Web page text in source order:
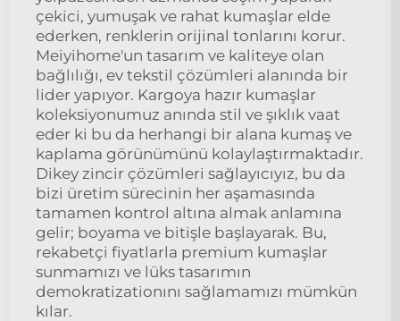
çekici, yumuşak ve rahat kumaşlar elde
ederken, renklerin orijinal tonlarını korur.
Meiyihome'un tasarım ve kaliteye olan
bağlılığı, ev tekstil çözümleri alanında bir
lider yapıyor. Kargoya hazır kumaşlar
koleksiyonumuz anında stil ve şıklık vaat
eder ki bu da herhangi bir alana kumaş ve
kaplama görünümünü kolaylaştırmaktadır.
Dikey zincir çözümleri sağlayıcıyız, bu da
bizi üretim sürecinin her aşamasında
tamamen kontrol altına almak anlamına
gelir; boyama ve bitişle başlayarak. Bu,
rekabetçi fiyatlarla premium kumaşlar
sunmamızı ve lüks tasarımın
demokratizationını sağlamamızı mümkün
kılar.